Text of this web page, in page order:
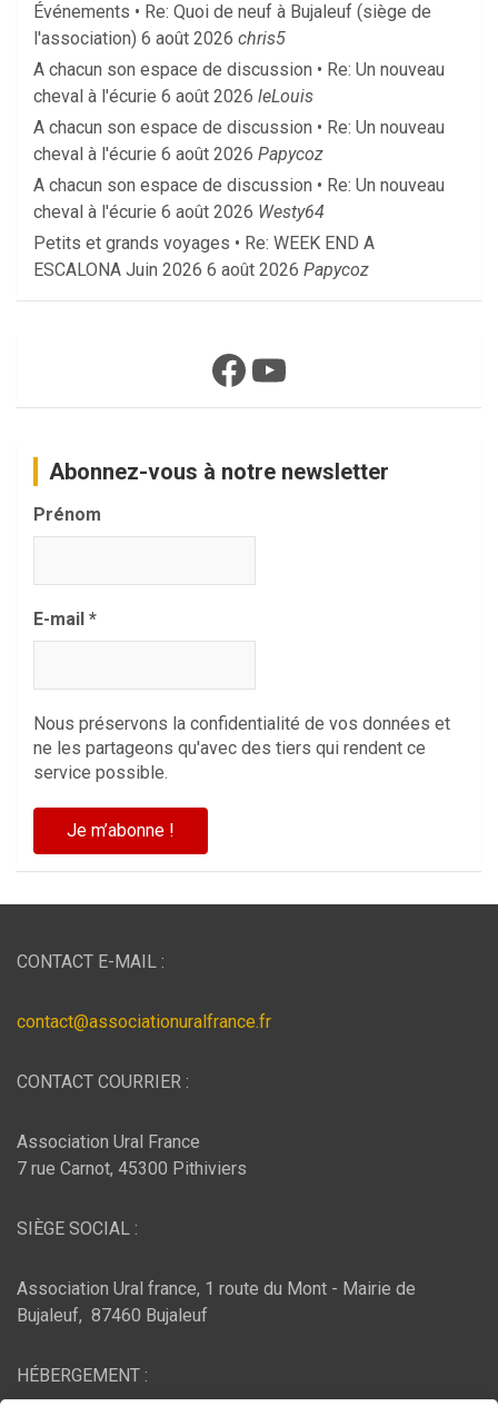
Événements • Re: Quoi de neuf à Bujaleuf (siège de
l'association) 6 août 2026 chris5
A chacun son espace de discussion • Re: Un nouveau
cheval à l'écurie 6 août 2026 leLouis
A chacun son espace de discussion • Re: Un nouveau
cheval à l'écurie 6 août 2026 Papycoz
A chacun son espace de discussion • Re: Un nouveau
cheval à l'écurie 6 août 2026 Westy64
Petits et grands voyages • Re: WEEK END A
ESCALONA Juin 2026 6 août 2026 Papycoz
Facebook
YouTube
Abonnez-vous à notre newsletter
Prénom
E-mail *
Nous préservons la confidentialité de vos données et
ne les partageons qu'avec des tiers qui rendent ce
service possible.
CONTACT E-MAIL :
contact@associationuralfrance.fr
CONTACT COURRIER :
Association Ural France
7 rue Carnot, 45300 Pithiviers
SIÈGE SOCIAL :
Association Ural france, 1 route du Mont - Mairie de
Bujaleuf, 87460 Bujaleuf
HÉBERGEMENT :